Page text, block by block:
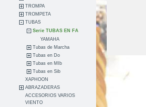
TROMPA
TROMPETA
TUBAS
Serie TUBAS EN FA
YAMAHA
Tubas de Marcha
Tubas en Do
Tubas en MIb
Tubas en Sib
XAPHOON
ABRAZADERAS
ACCESORIOS VARIOS
VIENTO